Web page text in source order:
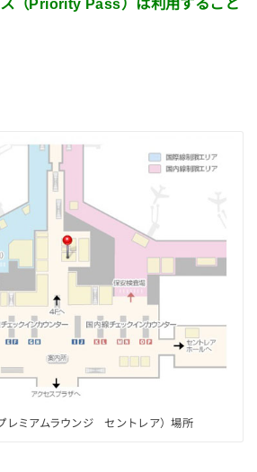
（Priority Pass）は利用すること
レミアムラウンジ セントレア）場所